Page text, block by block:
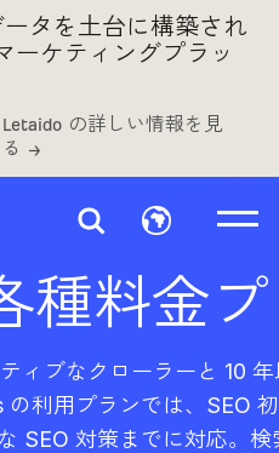
タを土台に構築され
ーケティングプラッ
Letaido の詳しい情報を見
る →
種料金
ィブなクローラーと 10
の利用プランでは、SEO
SEO 対策までに対応。